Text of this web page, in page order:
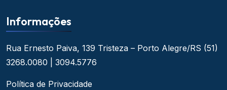
Informações
Rua Ernesto Paiva, 139 Tristeza – Porto Alegre/RS (51)
3268.0080 | 3094.5776
Política de Privacidade